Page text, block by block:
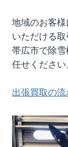
地域のお客
いただける取
帯広市で除
任せください
出張買取の